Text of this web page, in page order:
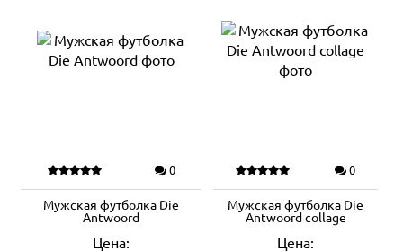
0
Мужская футболка Die
Antwoord
Цена:
0
Мужская футболка Die
Antwoord collage
Цена: